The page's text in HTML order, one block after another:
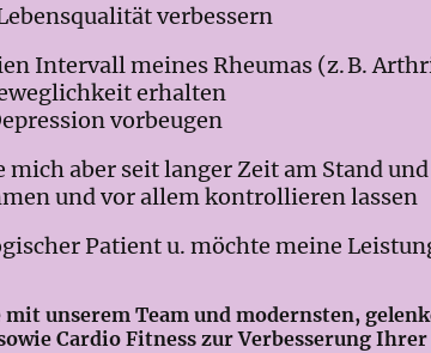
verbessern
Intervall meines Rheumas (z. B.
erhalten
vorbeugen
mich aber seit langer Zeit am Stand
und vor allem kontrollieren lassen
Patient u. möchte meine
unserem Team und modernsten,
Cardio Fitness zur Verbesserung